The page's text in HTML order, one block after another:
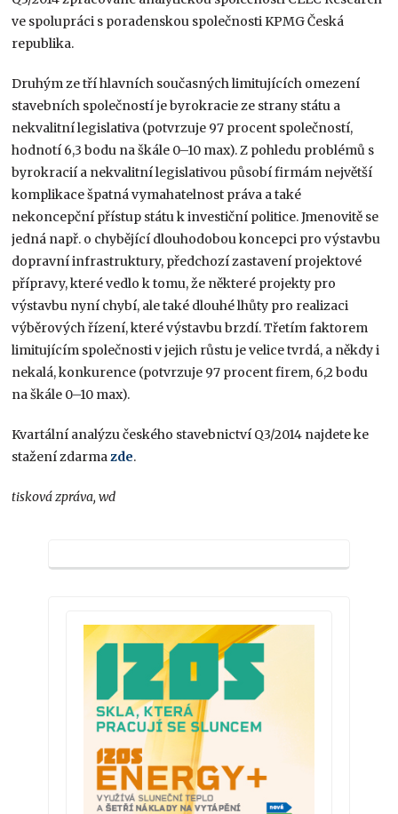
ve spolupráci s poradenskou společnosti KPMG Česká
republika.
Druhým ze tří hlavních současných limitujících omezení
stavebních společností je byrokracie ze strany státu a
nekvalitní legislativa (potvrzuje 97 procent společností,
hodnotí 6,3 bodu na škále 0–10 max). Z pohledu problémů s
byrokracií a nekvalitní legislativou působí firmám největší
komplikace špatná vymahatelnost práva a také
nekoncepční přístup státu k investiční politice. Jmenovitě se
jedná např. o chybějící dlouhodobou koncepci pro výstavbu
dopravní infrastruktury, předchozí zastavení projektové
přípravy, které vedlo k tomu, že některé projekty pro
výstavbu nyní chybí, ale také dlouhé lhůty pro realizaci
výběrových řízení, které výstavbu brzdí. Třetím faktorem
limitujícím společnosti v jejich růstu je velice tvrdá, a někdy i
nekalá, konkurence (potvrzuje 97 procent firem, 6,2 bodu
na škále 0–10 max).
Kvartální analýzu českého stavebnictví Q3/2014 najdete ke
stažení zdarma zde.
tisková zpráva, wd